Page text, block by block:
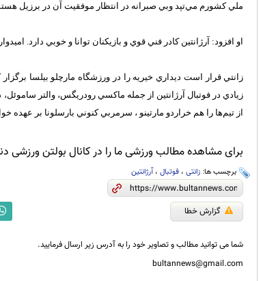
ملي کشورم مي‌تپد وبي صبرانه در انتظار موفقيت آن در برزيل
او افزود: آرژانتين کادر فني قوي و بازيکنان توانا و خوبي دارد.
زانتي قرار است ديداري خيريه را در ورزشگاه مارچلو بيلسا
زيادي در فوتبال آرژانتين از جمله ماکسي رودريگس، والتر
از تيم‌ها را هم خراردو مارتينو ، سرمربي کنوني بارسلونا بر عهده
برای مشاهده مطالب ورزشی ما را در کانال بولتن ورزشی
برچسب ها: زانتی، فوتبال،آرژانتین
گزارش خطا
شما می توانید مطالب و تصاویر خود را به آدرس زیر ارسال فرمایید.
bultannews@gmail.com